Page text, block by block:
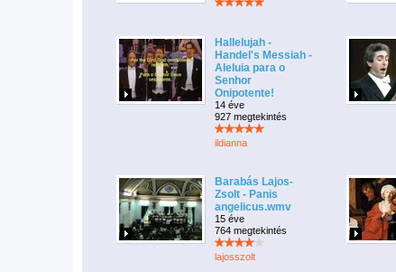
Hallelujah -
Handel's Messiah -
Aleluia para o
Senhor
Onipotente!
14 éve
927 megtekintés
ildianna
Barabás Lajos-
Zsolt - Panis
angelicus.wmv
15 éve
764 megtekintés
lajosszolt